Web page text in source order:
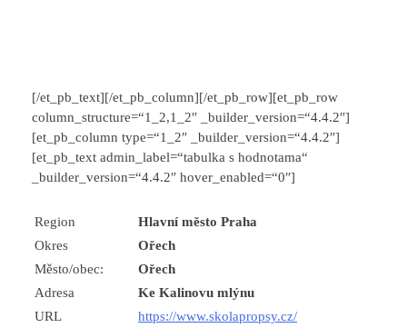
[/et_pb_text][/et_pb_column][/et_pb_row][et_pb_row
column_structure=“1_2,1_2″ _builder_version=“4.4.2″]
[et_pb_column type=“1_2″ _builder_version=“4.4.2″]
[et_pb_text admin_label=“tabulka s hodnotama“
_builder_version=“4.4.2″ hover_enabled=“0″]
Region
Hlavní město Praha
Okres
Ořech
Město/obec:
Ořech
Adresa
Ke Kalinovu mlýnu
URL
https://www.skolapropsy.cz/